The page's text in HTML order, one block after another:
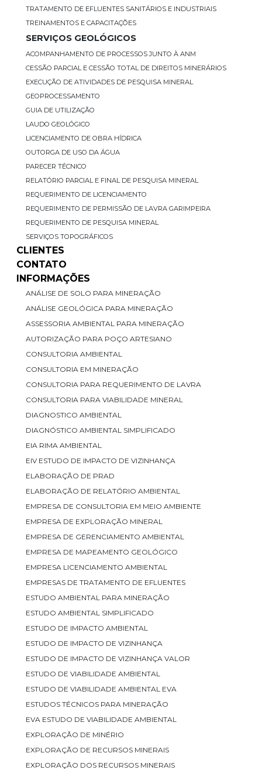
TRATAMENTO DE EFLUENTES SANITÁRIOS E INDUSTRIAIS
TREINAMENTOS E CAPACITAÇÕES
SERVIÇOS GEOLÓGICOS
ACOMPANHAMENTO DE PROCESSOS JUNTO À ANM
CESSÃO PARCIAL E CESSÃO TOTAL DE DIREITOS MINERÁRIOS
EXECUÇÃO DE ATIVIDADES DE PESQUISA MINERAL
GEOPROCESSAMENTO
GUIA DE UTILIZAÇÃO
LAUDO GEOLÓGICO
LICENCIAMENTO DE OBRA HÍDRICA
OUTORGA DE USO DA ÁGUA
PARECER TÉCNICO
RELATÓRIO PARCIAL E FINAL DE PESQUISA MINERAL
REQUERIMENTO DE LICENCIAMENTO
REQUERIMENTO DE PERMISSÃO DE LAVRA GARIMPEIRA
REQUERIMENTO DE PESQUISA MINERAL
SERVIÇOS TOPOGRÁFICOS
CLIENTES
CONTATO
INFORMAÇÕES
ANÁLISE DE SOLO PARA MINERAÇÃO
ANÁLISE GEOLÓGICA PARA MINERAÇÃO
ASSESSORIA AMBIENTAL PARA MINERAÇÃO
AUTORIZAÇÃO PARA POÇO ARTESIANO
CONSULTORIA AMBIENTAL
CONSULTORIA EM MINERAÇÃO
CONSULTORIA PARA REQUERIMENTO DE LAVRA
CONSULTORIA PARA VIABILIDADE MINERAL
DIAGNOSTICO AMBIENTAL
DIAGNÓSTICO AMBIENTAL SIMPLIFICADO
EIA RIMA AMBIENTAL
EIV ESTUDO DE IMPACTO DE VIZINHANÇA
ELABORAÇÃO DE PRAD
ELABORAÇÃO DE RELATÓRIO AMBIENTAL
EMPRESA DE CONSULTORIA EM MEIO AMBIENTE
EMPRESA DE EXPLORAÇÃO MINERAL
EMPRESA DE GERENCIAMENTO AMBIENTAL
EMPRESA DE MAPEAMENTO GEOLÓGICO
EMPRESA LICENCIAMENTO AMBIENTAL
EMPRESAS DE TRATAMENTO DE EFLUENTES
ESTUDO AMBIENTAL PARA MINERAÇÃO
ESTUDO AMBIENTAL SIMPLIFICADO
ESTUDO DE IMPACTO AMBIENTAL
ESTUDO DE IMPACTO DE VIZINHANÇA
ESTUDO DE IMPACTO DE VIZINHANÇA VALOR
ESTUDO DE VIABILIDADE AMBIENTAL
ESTUDO DE VIABILIDADE AMBIENTAL EVA
ESTUDOS TÉCNICOS PARA MINERAÇÃO
EVA ESTUDO DE VIABILIDADE AMBIENTAL
EXPLORAÇÃO DE MINÉRIO
EXPLORAÇÃO DE RECURSOS MINERAIS
EXPLORAÇÃO DOS RECURSOS MINERAIS